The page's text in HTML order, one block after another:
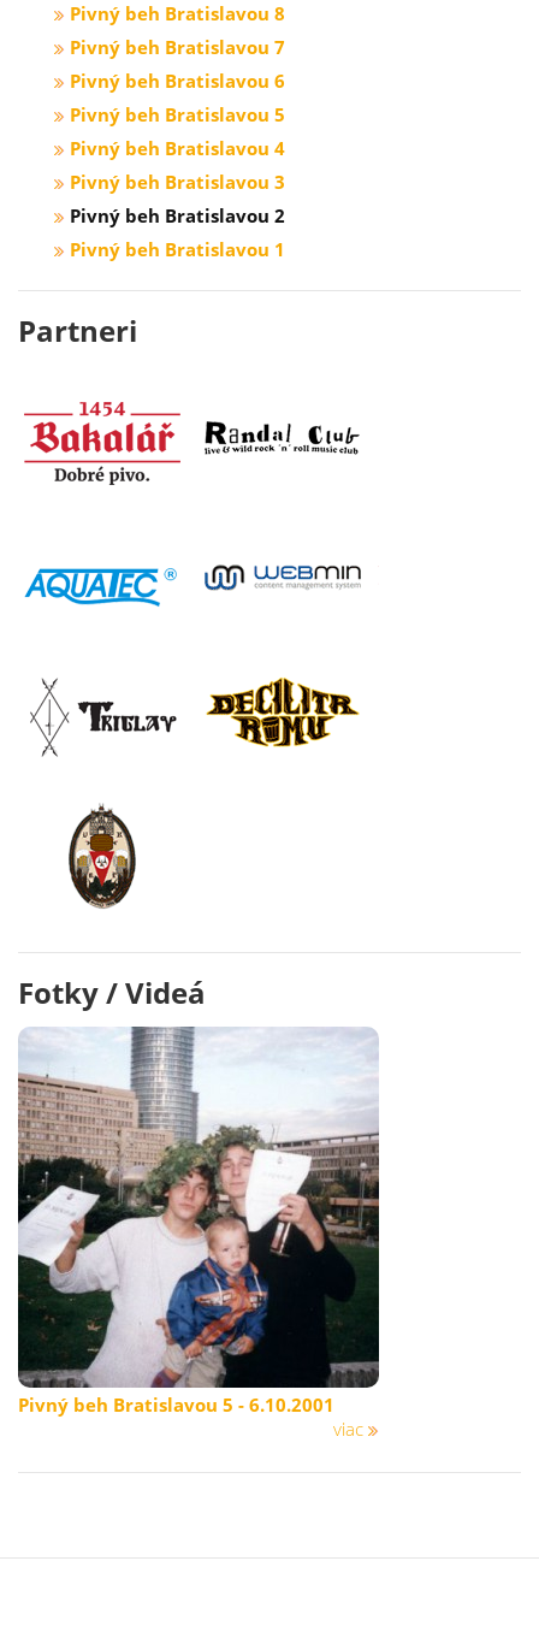
Pivný beh Bratislavou 8
Pivný beh Bratislavou 7
Pivný beh Bratislavou 6
Pivný beh Bratislavou 5
Pivný beh Bratislavou 4
Pivný beh Bratislavou 3
Pivný beh Bratislavou 2
Pivný beh Bratislavou 1
Partneri
Fotky / Videá
Pivný beh Bratislavou 5 - 6.10.2001
viac